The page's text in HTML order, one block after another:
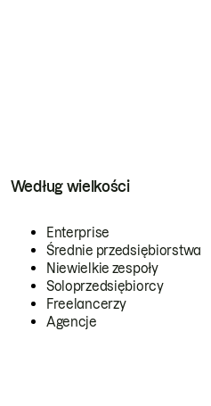
Według wielkości
Enterprise
Średnie przedsiębiorstwa
Niewielkie zespoły
Soloprzedsiębiorcy
Freelancerzy
Agencje